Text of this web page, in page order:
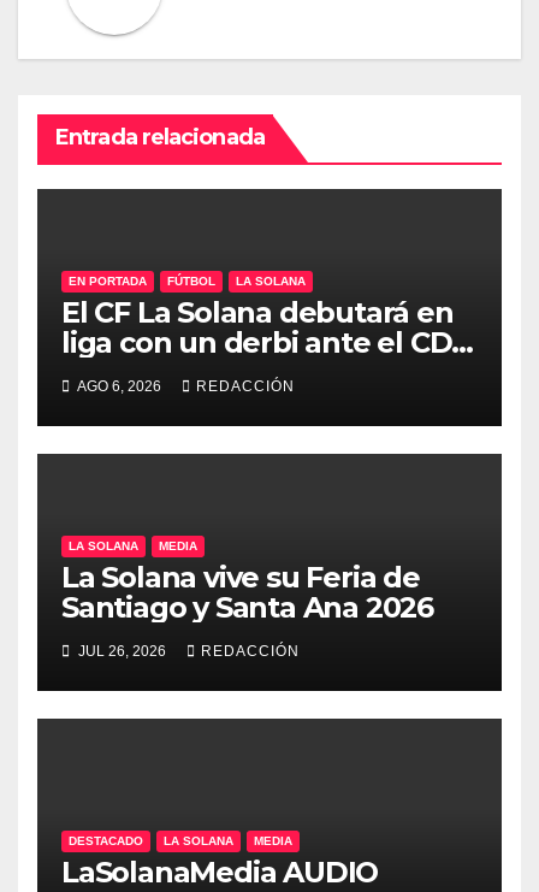
Entrada relacionada
EN PORTADA FÚTBOL LA SOLANA
El CF La Solana debutará en
liga con un derbi ante el CD
Manchego Ciudad Real
AGO 6, 2026 REDACCIÓN
LA SOLANA MEDIA
La Solana vive su Feria de
Santiago y Santa Ana 2026
JUL 26, 2026 REDACCIÓN
DESTACADO LA SOLANA MEDIA
LaSolanaMedia AUDIO